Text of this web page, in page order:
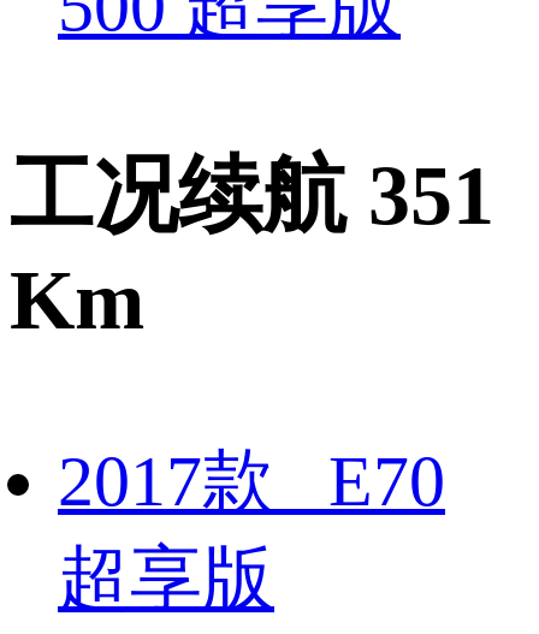
工况续航 351
Km
2017款 E70
超享版